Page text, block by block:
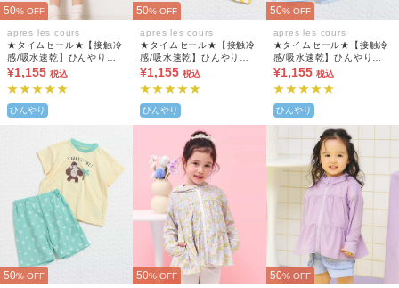
50% OFF
apres les cours
★タイムセール★【接触冷
感/吸水速乾】ひんやりバ
ラエティBOYSパジャマ 5
分丈
¥1,155 税込
ひんやり
50% OFF
apres les cours
★タイムセール★【接触冷
感/吸水速乾】ひんやりバ
ラエティBOYSパジャマ 5
分丈
¥1,155 税込
ひんやり
50% OFF
apres les cours
★タイムセール★【接触冷
感/吸水速乾】ひんやりバ
ラエティBOYSパジャマ 5
分丈
¥1,155 税込
ひんやり
50% OFF 50% OFF 50% OFF